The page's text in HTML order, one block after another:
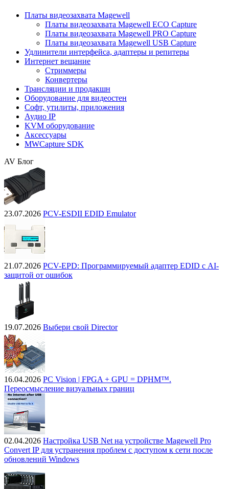
Платы видеозахвата Magewell
Платы видеозахвата Magewell ECO Capture
Платы видеозахвата Magewell PRO Capture
Платы видеозахвата Magewell USB Capture
Удлинители интерфейса, адаптеры и репитеры
Интернет вещание
Стриммеры
Конвертеры
Трансляции и продакшн
Оборудование для видеостен
Софт, утилиты, приложения
Аудио IP
KVM оборудование
Аксессуары
MWCapture SDK
AV Блог
23.07.2026 PCV-ESDII EDID Emulator
21.07.2026 PCV-EPD: Программируемый адаптер EDID с AI-
защитой от ошибок
19.07.2026 Выбери свой Director
16.04.2026 PC Vision | FPGA + GPU = DPHM™.
Переосмысление визуальных границ
02.04.2026 Настройка USB Net на устройстве Magewell Pro
Convert IP для устранения проблем с доступом к сети после
обновлений Windows